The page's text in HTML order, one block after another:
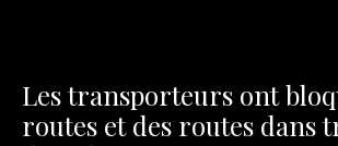
Les transporteurs ont
routes et des routes dans